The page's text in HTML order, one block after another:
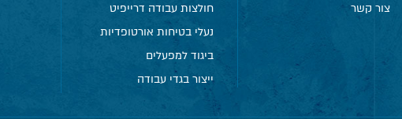
צור קשר
חולצות עבודה דרייפיט
נעלי בטיחות אורטופדיות
ביגוד למפעלים
ייצור בגדי עבודה